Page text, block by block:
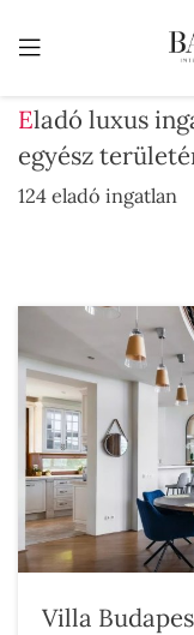
Eladó luxus ingatlanok Magyarország
egyész
124 eladó ingatlan
Villa